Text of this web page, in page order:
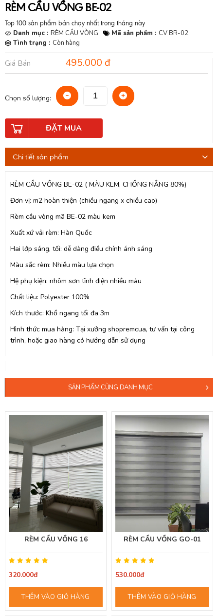
RÈM CẦU VỒNG BE-02
Top 100 sản phẩm bán chạy nhất trong tháng này
Danh mục : RÈM CẦU VÒNG Mã sản phẩm : CV BR-02
Tình trạng : Còn hàng
Giá Bán 495.000 đ
Chọn số lượng:
ĐẶT MUA
Chi tiết sản phẩm
RÈM CẦU VỒNG BE-02 ( MÀU KEM, CHỐNG NẮNG 80%)
Đơn vị: m2 hoàn thiện (chiều ngang x chiều cao)
Rèm cầu vòng mã BE-02 màu kem
Xuất xứ vải rèm: Hàn Quốc
Hai lớp sáng, tối: dễ dàng điều chính ánh sáng
Màu sắc rèm: Nhiều màu lựa chọn
Hệ phụ kiện: nhôm sơn tĩnh điện nhiều màu
Chất liệu: Polyester 100%
Kích thước: Khổ ngang tối đa 3m
Hình thức mua hàng: Tại xưởng shopremcua, tư vấn tại công
trình, hoặc giao hàng có hướng dẫn sử dụng
SẢN PHẨM CÙNG DANH MỤC
RÈM CẦU VỒNG 16
320.000đ
THÊM VÀO GIỎ HÀNG
RÈM CẦU VỒNG GO-01
530.000đ
THÊM VÀO GIỎ HÀNG